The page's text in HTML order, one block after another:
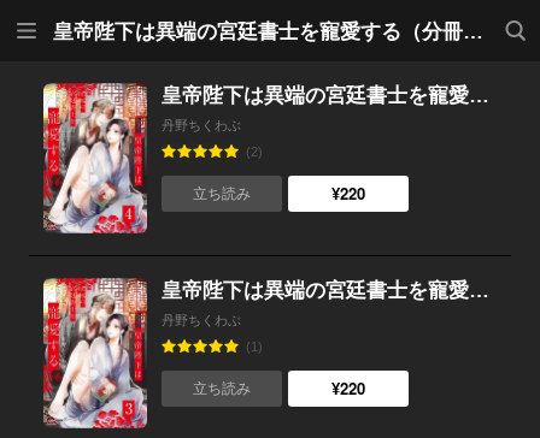
皇帝陛下は異端の宮廷書士を寵愛する（分冊版）
検索
皇帝陛下は異端の宮廷書士を寵愛する（分冊版） 【第4話】
丹野ちくわぶ
(2)
立ち読み ¥220
皇帝陛下は異端の宮廷書士を寵愛する（分冊版） 【第3話】
丹野ちくわぶ
(1)
立ち読み ¥220